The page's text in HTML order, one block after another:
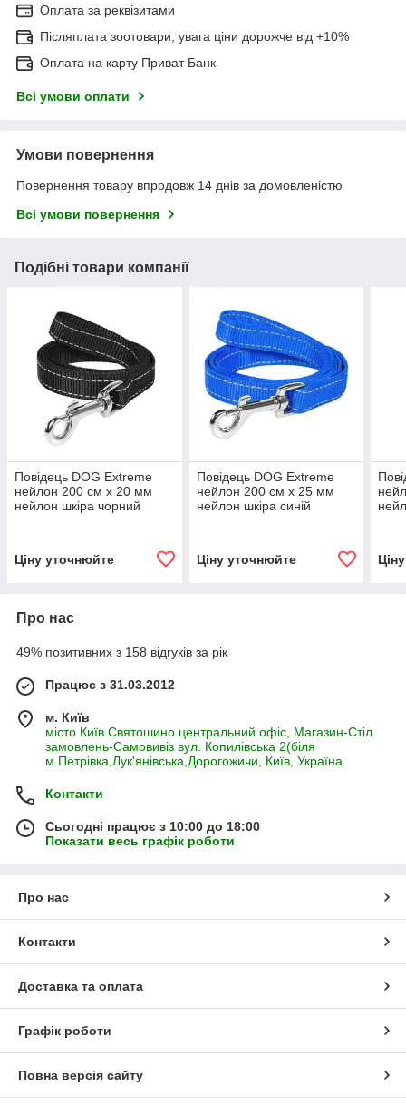
Оплата за реквізитами
Післяплата зоотовари, увага ціни дорожче від +10%
Оплата на карту Приват Банк
Всі умови оплати
Умови повернення
Повернення товару впродовж 14 днів за домовленістю
Всі умови повернення
Подібні товари компанії
Повідець DOG Extreme
нейлон 200 см x 20 мм
нейлон шкіра чорний
Ціну уточнюйте
Повідець DOG Extreme
нейлон 200 см x 25 мм
нейлон шкіра синій
Ціну уточнюйте
Про нас
49% позитивних з 158 відгуків за рік
Працює з 31.03.2012
м. Київ
місто Київ Святошино центральний офіс, Магазин-Стіл
замовлень-Самовивіз вул. Копилівська 2(біля
м.Петрівка,Лук'янівська,Дорогожичи, Київ, Україна
Контакти
Сьогодні працює з 10:00 до 18:00
Показати весь графік роботи
Про нас
Контакти
Доставка та оплата
Графік роботи
Повна версія сайту